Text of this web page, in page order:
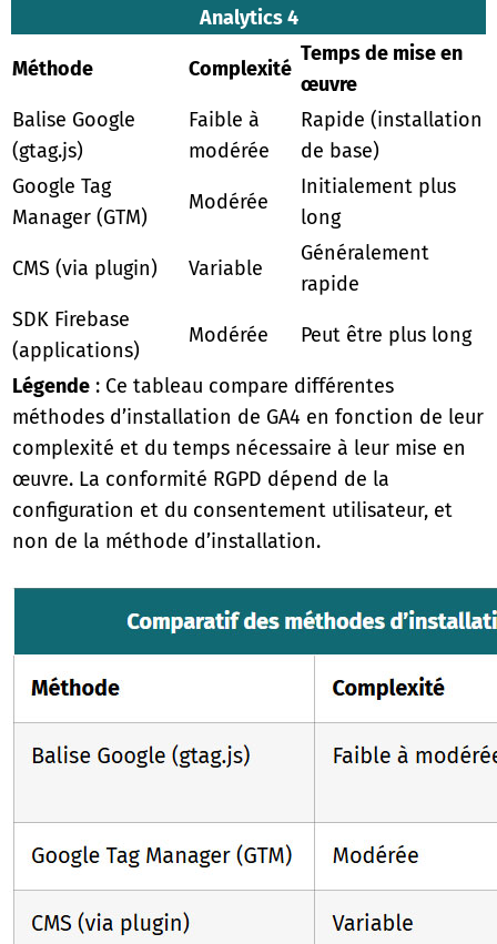
Analytics 4
Méthode Complexité
Temps de mise en
œuvre
Balise Google
(gtag.js)
Faible à
modérée
Rapide (installation
de base)
Google Tag
Manager (GTM)
Modérée
Initialement plus
long
CMS (via plugin) Variable
Généralement
rapide
SDK Firebase
(applications)
Modérée Peut être plus long
Légende : Ce tableau compare différentes
méthodes d’installation de GA4 en fonction de leur
complexité et du temps nécessaire à leur mise en
œuvre. La conformité RGPD dépend de la
configuration et du consentement utilisateur, et
non de la méthode d’installation.